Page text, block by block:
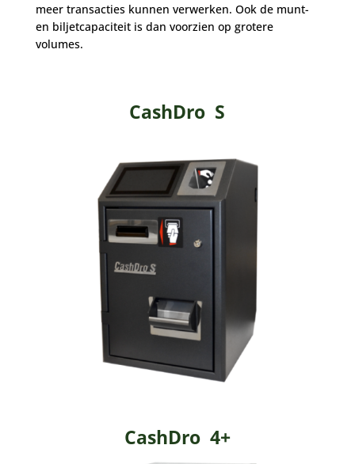
meer transacties kunnen verwerken. Ook de munt-
en biljetcapaciteit is dan voorzien op grotere
volumes.
CashDro S
CashDro 4+